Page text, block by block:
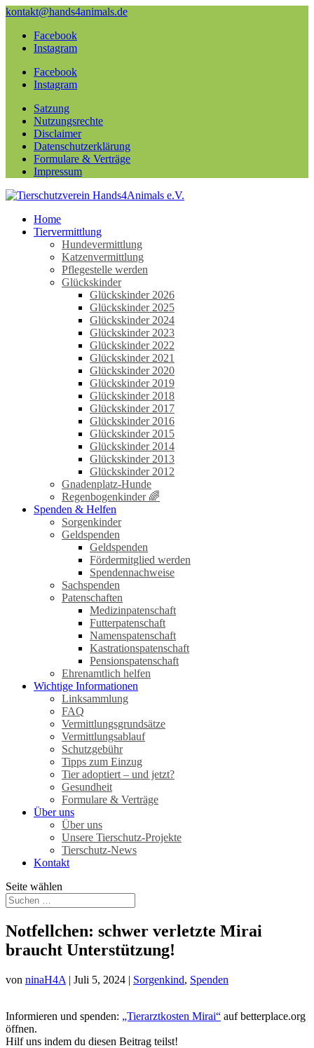
kontakt@hands4animals.de
Facebook
Instagram
Facebook
Instagram
Satzung
Nutzungsrechte
Disclaimer
Datenschutzerklärung
Formulare & Verträge
Impressum
Home
Tiervermittlung
Hundevermittlung
Katzenvermittlung
Pflegestelle werden
Glückskinder
Glückskinder 2026
Glückskinder 2025
Glückskinder 2024
Glückskinder 2023
Glückskinder 2022
Glückskinder 2021
Glückskinder 2020
Glückskinder 2019
Glückskinder 2018
Glückskinder 2017
Glückskinder 2016
Glückskinder 2015
Glückskinder 2014
Glückskinder 2013
Glückskinder 2012
Gnadenplatz-Hunde
Regenbogenkinder 🌈
Spenden & Helfen
Sorgenkinder
Geldspenden
Geldspenden
Fördermitglied werden
Spendennachweise
Sachspenden
Patenschaften
Medizinpatenschaft
Futterpatenschaft
Namenspatenschaft
Kastrationspatenschaft
Pensionspatenschaft
Ehrenamtlich helfen
Wichtige Informationen
Linksammlung
FAQ
Vermittlungsgrundsätze
Vermittlungsablauf
Schutzgebühr
Tipps zum Einzug
Tier adoptiert – und jetzt?
Gesundheit
Formulare & Verträge
Über uns
Über uns
Unsere Tierschutz-Projekte
Tierschutz-News
Kontakt
Seite wählen
Notfellchen: schwer verletzte Mirai
braucht Unterstützung!
von ninaH4A | Juli 5, 2024 | Sorgenkind, Spenden
Informieren und spenden: „Tierarztkosten Mirai“ auf betterplace.org
öffnen.
Hilf uns indem du diesen Beitrag teilst!